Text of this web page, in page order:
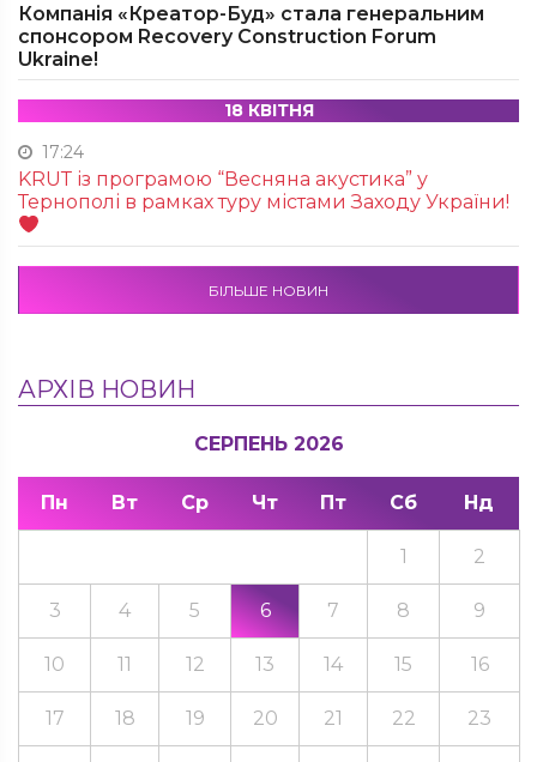
Компанія «Креатор-Буд» стала генеральним
спонсором Recovery Construction Forum
Ukraine!
18 КВІТНЯ
17:24
KRUТ із програмою “Весняна акустика” у
Тернополі в рамках туру містами Заходу України!
БІЛЬШЕ НОВИН
АРХІВ НОВИН
СЕРПЕНЬ 2026
Пн Вт Ср Чт Пт Сб Нд
1 2
3 4 5 6 7 8 9
10 11 12 13 14 15 16
17 18 19 20 21 22 23